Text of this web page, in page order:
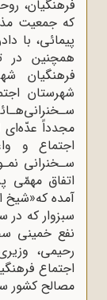
فرهنگیان،
پیمائی، با
فرهنگیان
شهرستان
اجتماع و
اتفاق مهمّی
آمده که«شیخ
نفع خمینی
رحیمی،
اجتماع
مصالح کشور